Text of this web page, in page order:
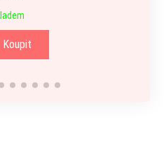
Koupit